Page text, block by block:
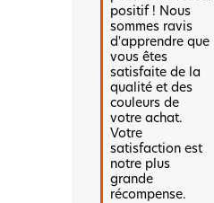
positif ! Nous
sommes ravis
d'apprendre que
vous êtes
satisfaite de la
qualité et des
couleurs de
votre achat.
Votre
satisfaction est
notre plus
grande
récompense.